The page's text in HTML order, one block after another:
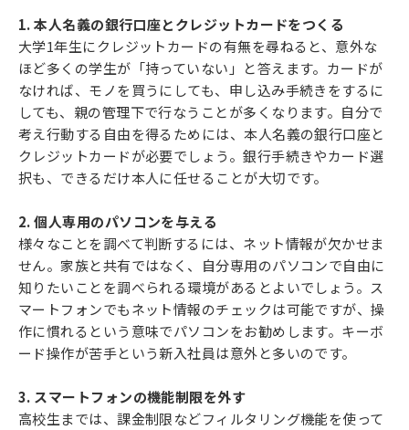
1. 本人名義の銀行口座とクレジットカードをつくる
大学1年生にクレジットカードの有無を尋ねると、意外な
ほど多くの学生が「持っていない」と答えます。カードが
なければ、モノを買うにしても、申し込み手続きをするに
しても、親の管理下で行なうことが多くなります。自分で
考え行動する自由を得るためには、本人名義の銀行口座と
クレジットカードが必要でしょう。銀行手続きやカード選
択も、できるだけ本人に任せることが大切です。
2. 個人専用のパソコンを与える
様々なことを調べて判断するには、ネット情報が欠かせま
せん。家族と共有ではなく、自分専用のパソコンで自由に
知りたいことを調べられる環境があるとよいでしょう。ス
マートフォンでもネット情報のチェックは可能ですが、操
作に慣れるという意味でパソコンをお勧めします。キーボ
ード操作が苦手という新入社員は意外と多いのです。
3. スマートフォンの機能制限を外す
高校生までは、課金制限などフィルタリング機能を使って